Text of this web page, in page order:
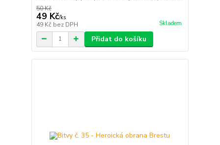
50 Kč
49 Kč/ks
49 Kč bez DPH Skladem
Přidat do košíku